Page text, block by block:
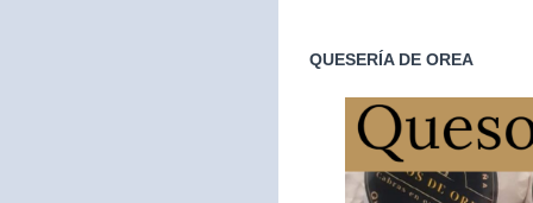
QUESERÍA DE OREA